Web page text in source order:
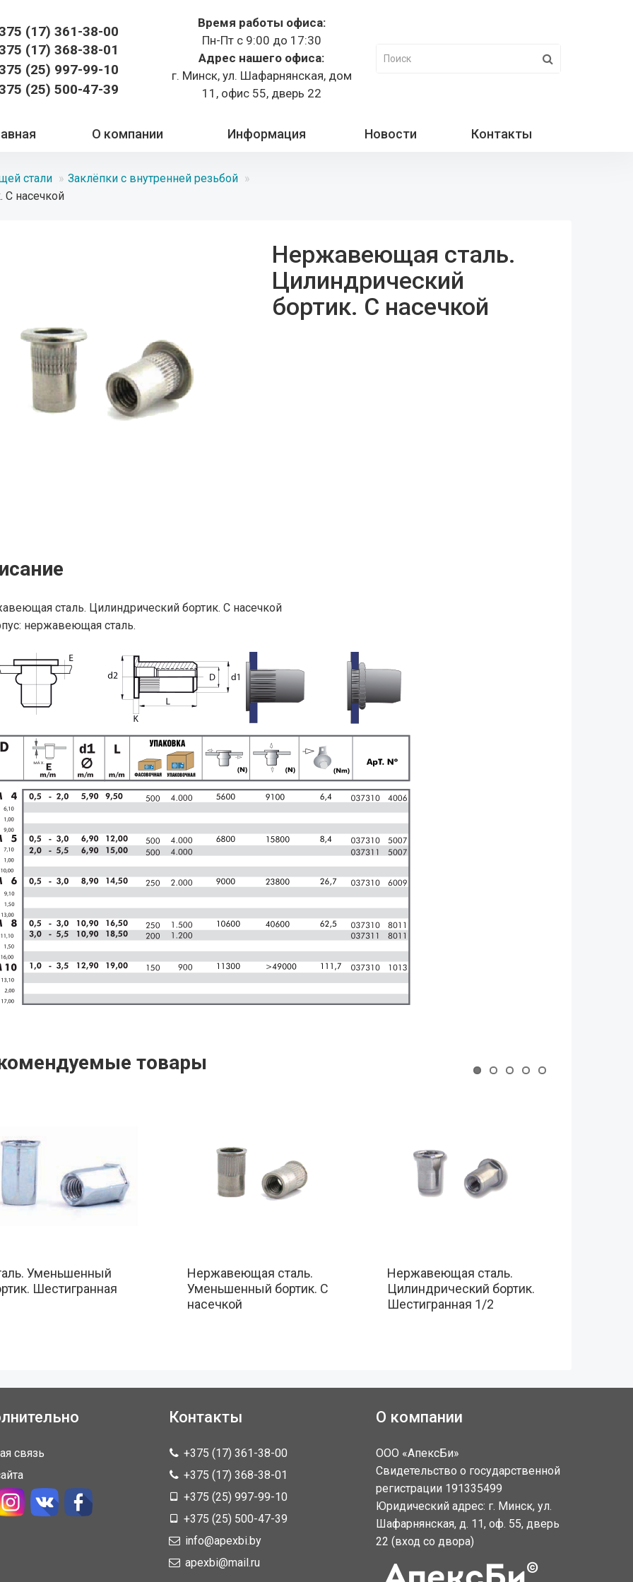
(17) 361-38-00
(17) 368-38-01
(25) 997-99-10
(25) 500-47-39
Время работы офиса:
Пн-Пт с 9:00 до 17:30
Адрес нашего офиса:
г. Минск, ул. Шафарнянская, дом
11, офис 55, дверь 22
О компании Информация Новости Контакты
стали
Заклёпки с внутренней резьбой
С насечкой
Нержавеющая сталь.
Цилиндрический
бортик. С насечкой
сталь. Цилиндрический бортик. С насечкой
нержавеющая сталь.
товары
Уменьшенный
Шестигранная
Нержавеющая сталь.
Уменьшенный бортик. С
насечкой
Нержавеющая сталь.
Цилиндрический бортик.
Шестигранная 1/2
связь
Контакты
+375 (17) 361-38-00
+375 (17) 368-38-01
+375 (25) 997-99-10
+375 (25) 500-47-39
info@apexbi.by
apexbi@mail.ru
О компании
ООО «АпексБи»
Свидетельство о государственной
регистрации 191335499
Юридический адрес: г. Минск, ул.
Шафарнянская, д. 11, оф. 55, дверь
22 (вход со двора)